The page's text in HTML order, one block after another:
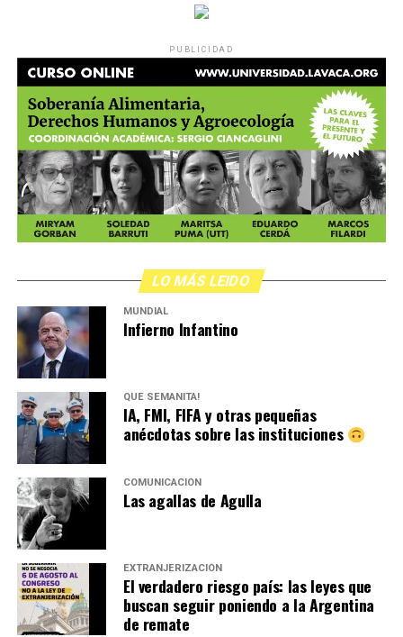
PUBLICIDAD
LO MÁS LEIDO
MUNDIAL
Infierno Infantino
QUÉ SEMANITA!
IA, FMI, FIFA y otras pequeñas
anécdotas sobre las instituciones
COMUNICACIÓN
Las agallas de Agulla
EXTRANJERIZACIÓN
El verdadero riesgo país: las leyes que
buscan seguir poniendo a la Argentina
de remate